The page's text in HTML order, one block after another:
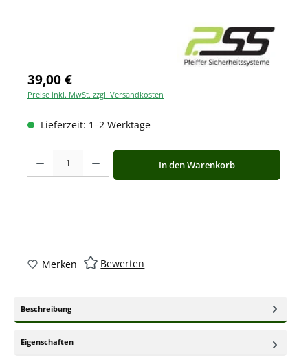
39,00 €
Preise inkl. MwSt. zzgl. Versandkosten
Lieferzeit: 1–2 Werktage
Produkt Anzahl: Gib den gewünschten Wert ein oder benutze die
In den Warenkorb
Merken Bewerten
Beschreibung
Eigenschaften